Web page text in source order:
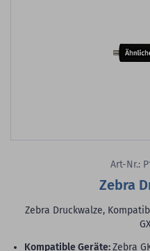
Art-Nr.:
Zebra
Zebra Druckwalze,
Kompatible Geräte:Zebra